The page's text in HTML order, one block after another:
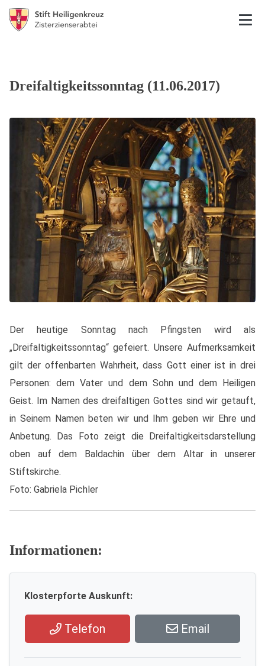
Dreifaltigkeitssonntag (11.06.2017)
Der heutige Sonntag nach Pfingsten wird als
„Dreifaltigkeitssonntag“ gefeiert. Unsere Aufmerksamkeit
gilt der offenbarten Wahrheit, dass Gott einer ist in drei
Personen: dem Vater und dem Sohn und dem Heiligen
Geist. Im Namen des dreifaltigen Gottes sind wir getauft,
in Seinem Namen beten wir und Ihm geben wir Ehre und
Anbetung. Das Foto zeigt die Dreifaltigkeitsdarstellung
oben auf dem Baldachin über dem Altar in unserer
Stiftskirche.
Foto: Gabriela Pichler
Informationen:
Klosterpforte Auskunft:
Telefon Email